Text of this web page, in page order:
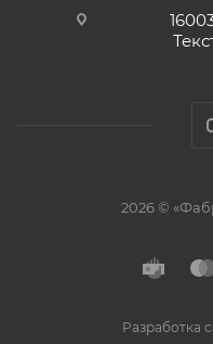
2026 ©
Разработка